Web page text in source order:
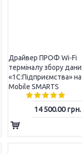
HPC System
Драйвер ПРОФ Wi-Fi
терміналу збору
«1С:Підприємства» на
Mobile SMARTS
14 500.00 грн.